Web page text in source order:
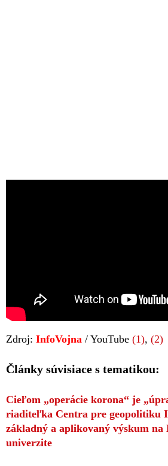
Zdroj: InfoVojna / YouTube (1), (2)
Články súvisiace s tematikou:
Cieľom „operácie korona“ je
riaditeľka Centra pre geopolitiku
základný a aplikovaný výskum na
univerzite